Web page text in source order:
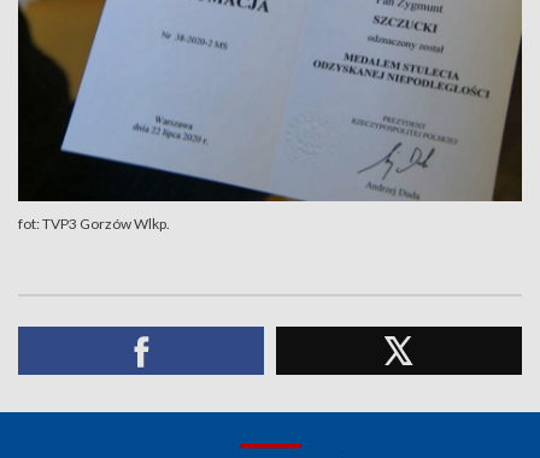
fot: TVP3 Gorzów Wlkp.